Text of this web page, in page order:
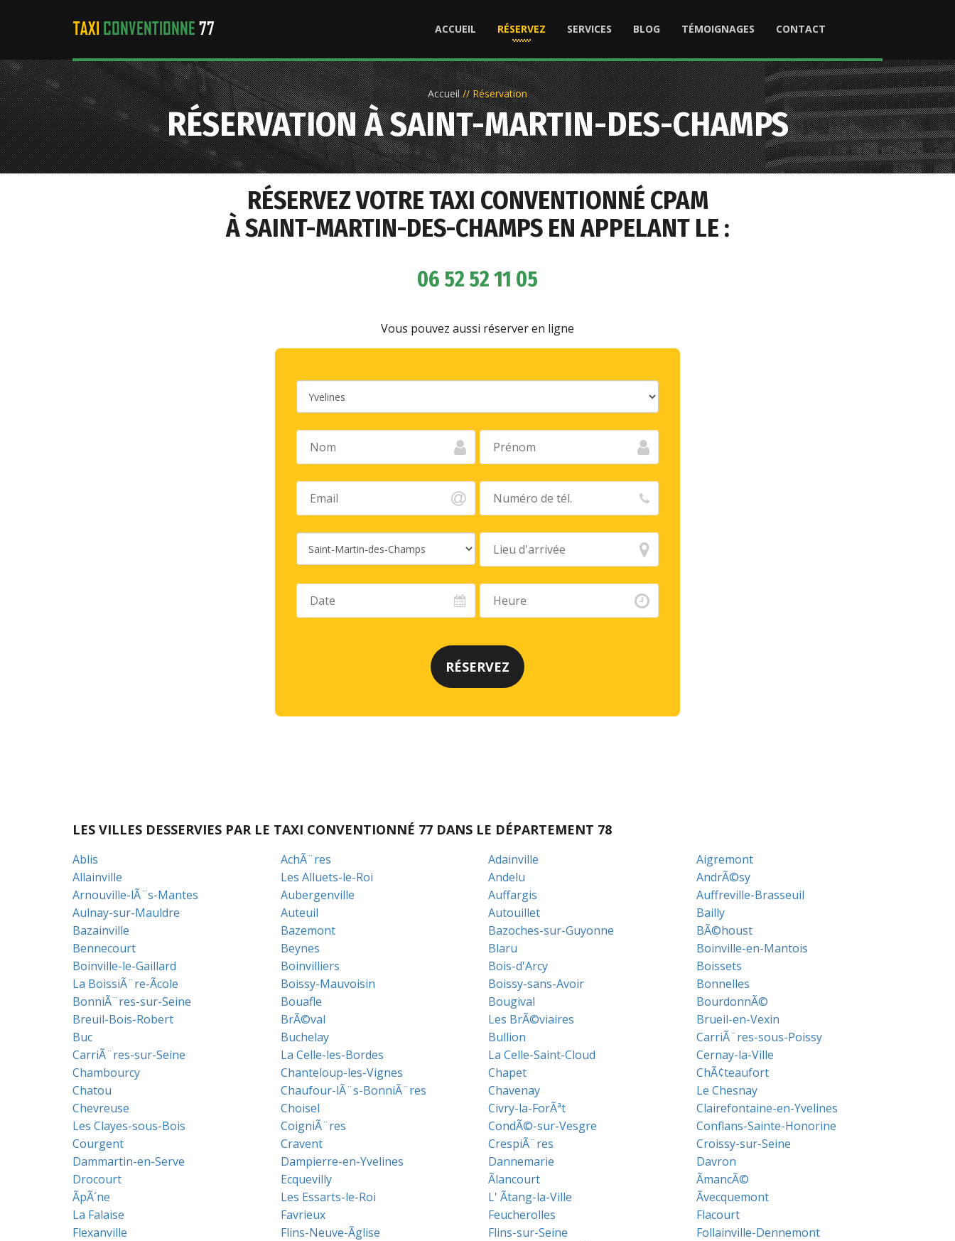
ACCUEIL RÉSERVEZ SERVICES BLOG TÉMOIGNAGES CONTACT
Accueil // Réservation
RÉSERVATION À SAINT-MARTIN-DES-CHAMPS
RÉSERVEZ VOTRE TAXI CONVENTIONNÉ CPAM
À SAINT-MARTIN-DES-CHAMPS EN APPELANT LE :
06 52 52 11 05
Vous pouvez aussi réserver en ligne
LES VILLES DESSERVIES PAR LE TAXI CONVENTIONNÉ 77 DANS LE DÉPARTEMENT 78
Ablis AchÃ¨res Adainville
Aigremont
Allainville
Les Alluets-le-Roi Andelu
AndrÃ©sy
Arnouville-lÃ¨s-Mantes
Aubergenville Auffargis
Auffreville-Brasseuil
Aulnay-sur-Mauldre
Auteuil Autouillet
Bailly
Bazainville
Bazemont Bazoches-sur-Guyonne
BÃ©houst
Bennecourt
Beynes Blaru
Boinville-en-Mantois
Boinville-le-Gaillard
Boinvilliers Bois-d'Arcy
Boissets
La BoissiÃ¨re-Ãcole
Boissy-Mauvoisin Boissy-sans-Avoir
Bonnelles
BonniÃ¨res-sur-Seine
Bouafle Bougival
BourdonnÃ©
Breuil-Bois-Robert
BrÃ©val Les BrÃ©viaires
Brueil-en-Vexin
Buc
Buchelay Bullion
CarriÃ¨res-sous-Poissy
CarriÃ¨res-sur-Seine
La Celle-les-Bordes La Celle-Saint-Cloud
Cernay-la-Ville
Chambourcy
Chanteloup-les-Vignes Chapet
ChÃ¢teaufort
Chatou
Chaufour-lÃ¨s-BonniÃ¨res Chavenay
Le Chesnay
Chevreuse
Choisel Civry-la-ForÃªt
Clairefontaine-en-Yvelines
Les Clayes-sous-Bois
CoigniÃ¨res CondÃ©-sur-Vesgre
Conflans-Sainte-Honorine
Courgent
Cravent CrespiÃ¨res
Croissy-sur-Seine
Dammartin-en-Serve
Dampierre-en-Yvelines Dannemarie
Davron
Drocourt
Ecquevilly Ãlancourt
ÃmancÃ©
ÃpÃ´ne
Les Essarts-le-Roi L' Ãtang-la-Ville
Ãvecquemont
La Falaise
Favrieux Feucherolles
Flacourt
Flexanville
Flins-Neuve-Ãglise Flins-sur-Seine
Follainville-Dennemont